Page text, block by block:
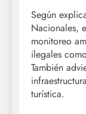
Según
Nacionales,
monitoreo
ilegales
También
turística.